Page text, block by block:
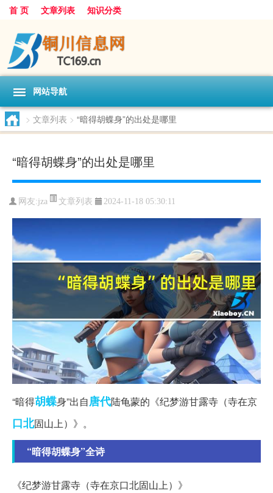
首 页 文章列表 知识分类
网站导航
> 文章列表 > “暗得胡蝶身”的出处是哪里
“暗得胡蝶身”的出处是哪里
网友:jza 文章列表 2024-11-18 05:30:11
“暗得胡蝶身”出自唐代陆龟蒙的《纪梦游甘露寺（寺在京
口北固山上）》。
“暗得胡蝶身”全诗
《纪梦游甘露寺（寺在京口北固山上）》